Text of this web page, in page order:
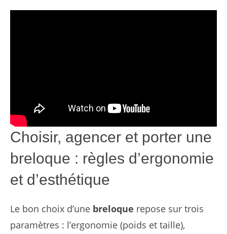
Choisir, agencer et porter une
breloque : règles d’ergonomie
et d’esthétique
Le bon choix d’une breloque repose sur trois
paramètres : l’ergonomie (poids et taille),